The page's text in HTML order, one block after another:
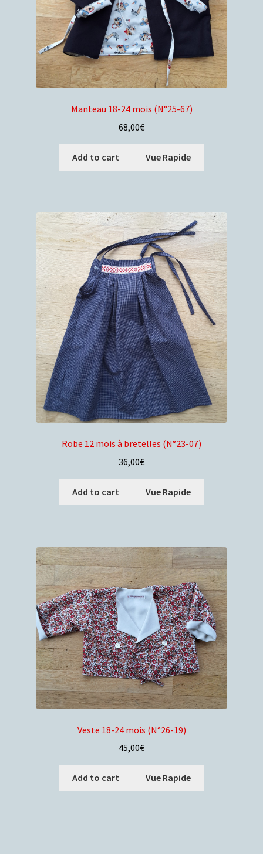
Manteau 18-24 mois (N°25-67)
68,00€
Add to cart Vue Rapide
Robe 12 mois à bretelles (N°23-07)
36,00€
Add to cart Vue Rapide
Veste 18-24 mois (N°26-19)
45,00€
Add to cart Vue Rapide